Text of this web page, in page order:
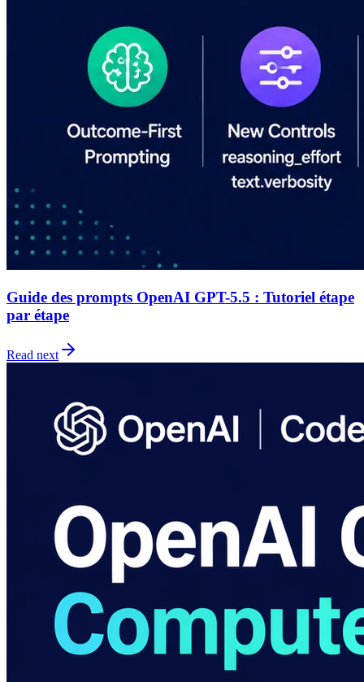
Guide des prompts OpenAI GPT-5.5 : Tutoriel étape
par étape
Read next